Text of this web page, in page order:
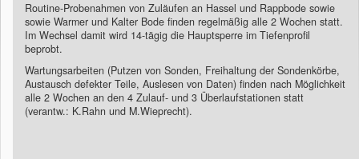
Routine-Probenahmen von Zuläufen an Hassel und Rappbode sowie
sowie Warmer und Kalter Bode finden regelmäßig alle 2 Wochen statt.
Im Wechsel damit wird 14-tägig die Hauptsperre im Tiefenprofil
beprobt.
Wartungsarbeiten (Putzen von Sonden, Freihaltung der Sondenkörbe,
Austausch defekter Teile, Auslesen von Daten) finden nach Möglichkeit
alle 2 Wochen an den 4 Zulauf- und 3 Überlaufstationen statt
(verantw.: K.Rahn und M.Wieprecht).